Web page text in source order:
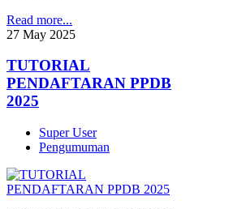
Read more...
27 May 2025
TUTORIAL
PENDAFTARAN PPDB
2025
Super User
Pengumuman